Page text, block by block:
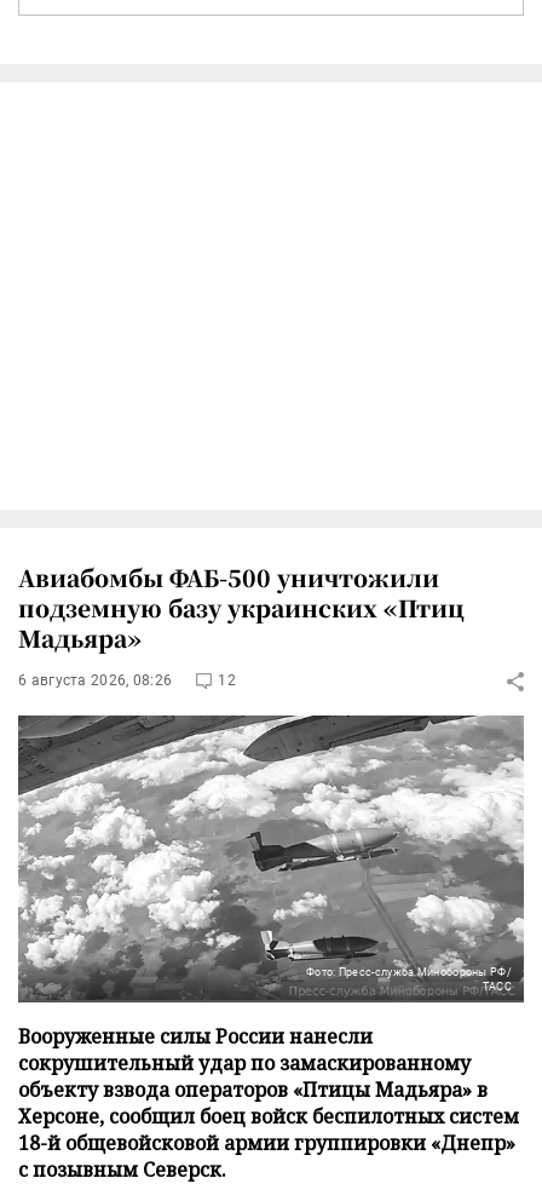
Авиабомбы ФАБ-500 уничтожили
подземную базу украинских «Птиц
Мадьяра»
6 августа 2026, 08:26 12
Фото: Пресс-служба Минобороны РФ/
ТАСС
Вооруженные силы России нанесли
сокрушительный удар по замаскированному
объекту взвода операторов «Птицы Мадьяра» в
Херсоне, сообщил боец войск беспилотных систем
18-й общевойсковой армии группировки «Днепр»
с позывным Северск.